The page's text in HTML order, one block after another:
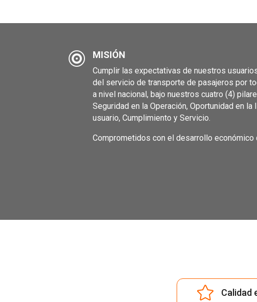
 MISIÓN
Cumplir las expectativas de nuestros
del servicio de transporte de pasajeros por
a nivel nacional, bajo nuestros cuatro (4)
Seguridad en la Operación, Oportunidad en la
usuario, Cumplimiento y Servicio.
Comprometidos con el desarrollo económico
 Calidad